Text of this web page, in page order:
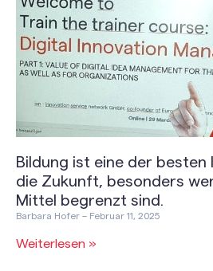
Bildung ist eine der besten
die Zukunft, besonders
Mittel begrenzt sind.
Barbara Hofer Februar 11, 2025
Weiterlesen »